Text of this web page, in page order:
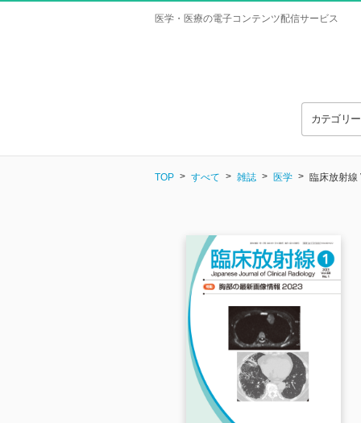
医学・医療の電子コンテンツ配信サービス
カテゴリ
TOP すべて 雑誌 医学 臨床放射線